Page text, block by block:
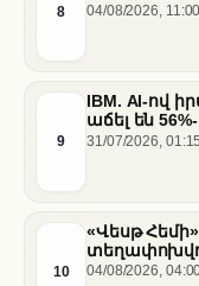
8 04/08/2026, 11:00
9
IBM. AI-ով
աճել են
ծախսերը
31/07/2026, 01:15
10
«Վեսթ
04/08/2026,